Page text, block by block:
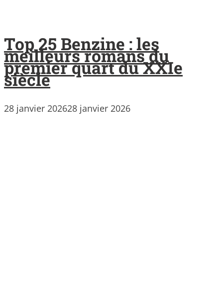
Top 25 Benzine : les
meilleurs romans du
premier quart du XXIe
siècle
28 janvier 202628 janvier 2026